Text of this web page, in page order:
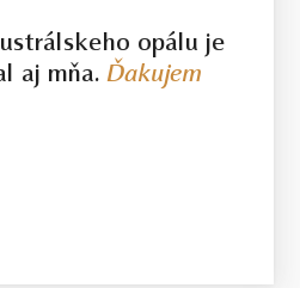
opálu je
aj mňa.Ďakujem